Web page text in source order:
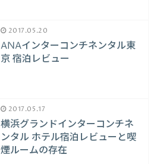
2017.05.20
ANAインターコンチネンタル東
京 宿泊レビュー
2017.05.17
横浜グランドインターコンチネ
ンタル ホテル宿泊レビューと喫
煙ルームの存在